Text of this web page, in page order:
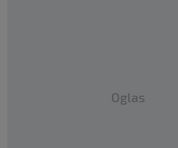
Oglas